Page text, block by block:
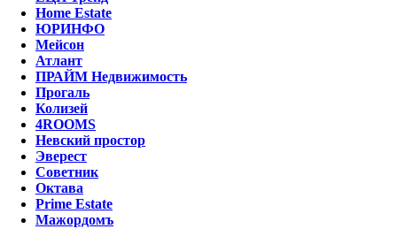
Home Estate
ЮРИНФО
Мейсон
Атлант
ПРАЙМ Недвижимость
Прогаль
Колизей
4ROOMS
Невский простор
Эверест
Советник
Октава
Prime Estate
Мажордомъ